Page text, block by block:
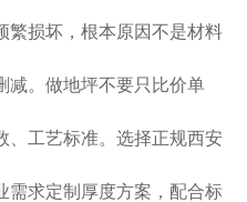
繁损坏，根本原因不是材料
减。做地坪不要只比价单
、工艺标准。选择正规西安
需求定制厚度方案，配合标